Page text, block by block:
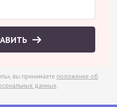
вы принимаете положение об
данных.